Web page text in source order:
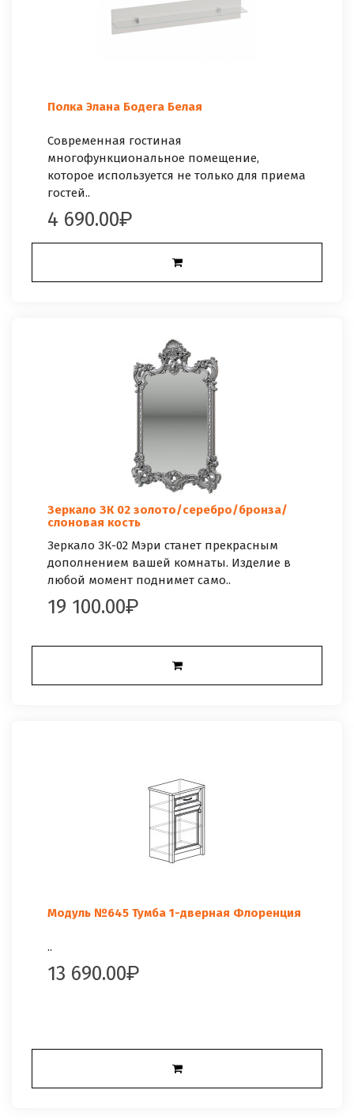
Полка Элана Бодега Белая
Современная гостиная
многофункциональное помещение,
которое используется не только для приема
гостей..
4 690.00
Зеркало ЗК 02 золото/серебро/бронза/
слоновая кость
Зеркало ЗК-02 Мэри станет прекрасным
дополнением вашей комнаты. Изделие в
любой момент поднимет само..
19 100.00
Модуль №645 Тумба 1-дверная Флоренция
..
13 690.00